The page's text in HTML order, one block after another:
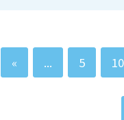
« ... 5 10